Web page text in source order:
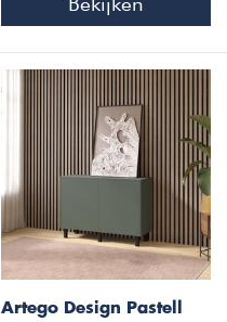
Artego Design Pastell